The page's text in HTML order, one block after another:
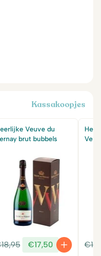
Kassakoopjes
Veuve du
brut bubbels
18,95
Oorspronkelijke
prijs
€17,50
Huidige
prijs
€